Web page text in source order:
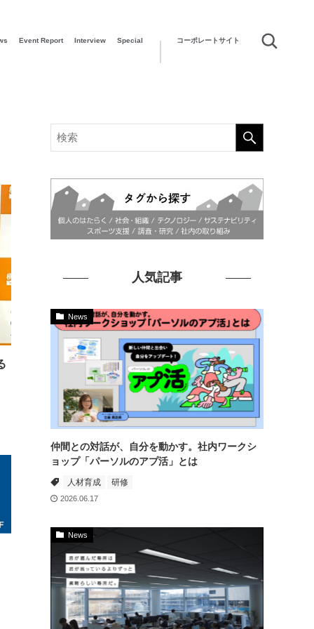
Event Report Interview Special コーポレートサイト
人気記事
News
仲間との対話が、自分を動かす。社内ワークシ
ョップ「パーソルのアプ活」とは
人材育成 研修
2026.06.17
News